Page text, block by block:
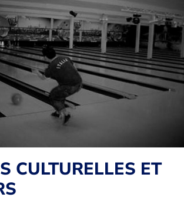
CULTURELLES ET